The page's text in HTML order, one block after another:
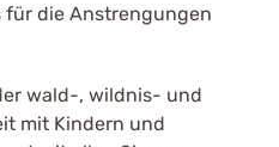
für die Anstrengungen
wald-, wildnis- und
mit Kindern und